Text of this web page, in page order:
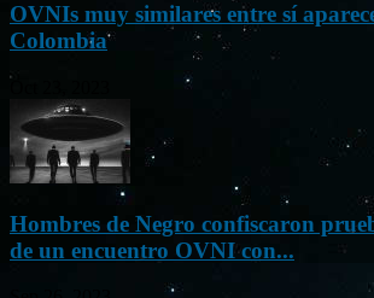
OVNIs muy similares entre sí
Colombia
Hombres de Negro confiscaron
de un encuentro OVNI con...